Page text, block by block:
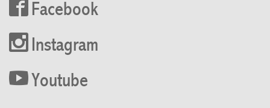
Facebook
Instagram
Youtube